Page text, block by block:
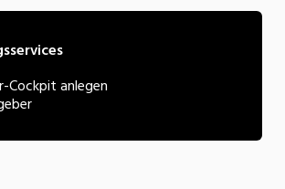
Cockpit anlegen